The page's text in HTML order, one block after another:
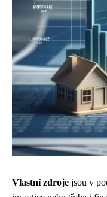
Vlastní zdroje jsou v